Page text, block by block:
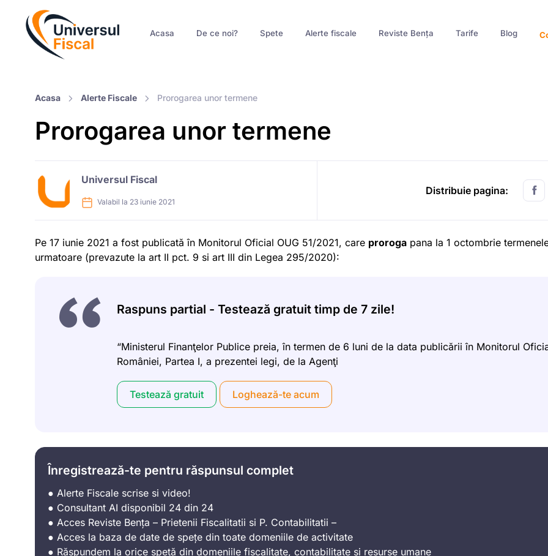
Acasa De ce noi? Spete Alerte fiscale Reviste Bența Tarife Blog
Acasa Alerte Fiscale Prorogarea unor termene
Prorogarea unor termene
Universul Fiscal
Valabil la 23 iunie 2021
Distribuie pagina:
Pe 17 iunie 2021 a fost publicată în Monitorul Oficial OUG 51/2021, care proroga pana la 1 octombrie
urmatoare (prevazute la art II pct. 9 si art III din Legea 295/2020):
Raspuns partial - Testează gratuit timp de 7 zile!
“Ministerul Finanţelor Publice preia, în termen de 6 luni de la data publicării în Monitorul
României, Partea I, a prezentei legi, de la Agenţi
Testează gratuit Loghează-te acum
Înregistrează-te pentru răspunsul complet
● Alerte Fiscale scrise si video!
● Consultant AI disponibil 24 din 24
● Acces Reviste Bența – Prietenii Fiscalitatii si P. Contabilitatii –
● Acces la baza de date de spețe din toate domeniile de activitate
● Răspundem la orice speță din domeniile fiscalitate, contabilitate și resurse umane